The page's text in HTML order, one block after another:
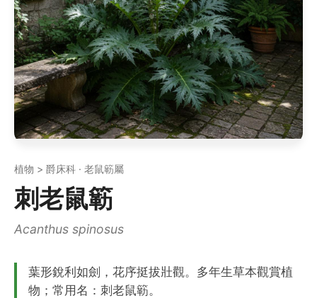
植物 > 爵床科 · 老鼠簕屬
刺老鼠簕
Acanthus spinosus
葉形銳利如劍，花序挺拔壯觀。多年生草本觀賞植
物；常用名：刺老鼠簕。